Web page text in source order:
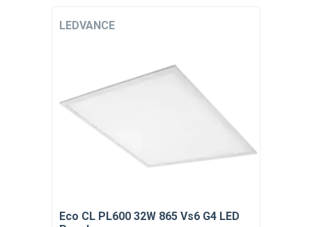
LEDVANCE
Eco CL PL600 32W 865 Vs6 G4 LED